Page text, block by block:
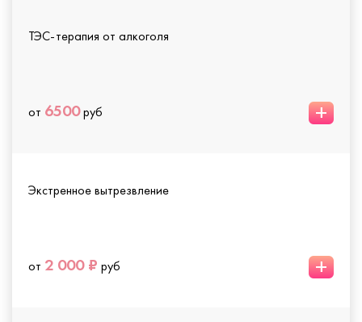
ТЭС-терапия от алкоголя
от 6500руб +
Экстренное вытрезвление
от 2 000 ₽ руб +